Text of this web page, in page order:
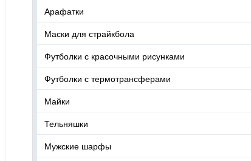
Арафатки
Маски для страйкбола
Футболки с красочными рисунками
Футболки с термотрансферами
Майки
Тельняшки
Мужские шарфы